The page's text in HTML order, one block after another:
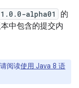
alpha01
的
中包含的提交内
阅读使用 Java 8 语